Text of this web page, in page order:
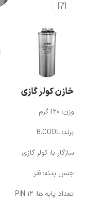
خازن کولر گازی
وزن: 120 گرم
برند: B.COOL
سازگار با: کولر گازی
جنس بدنه: فلز
تعداد پایه ها: 12 PIN